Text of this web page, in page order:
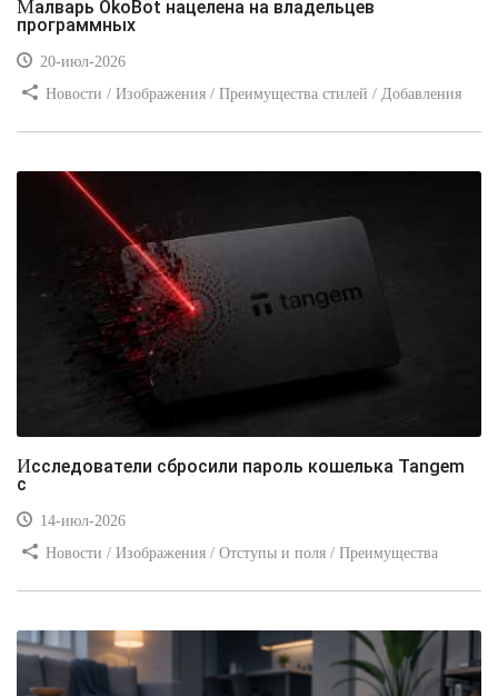
Малварь OkoBot нацелена на владельцев
программных
20-июл-2026
Новости / Изображения / Преимущества стилей / Добавления
Исследователи сбросили пароль кошелька Tangem
с
14-июл-2026
Новости / Изображения / Отступы и поля / Преимущества